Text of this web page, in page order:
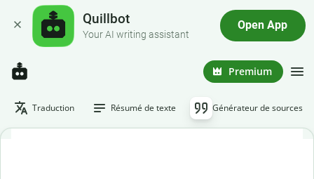
Quillbot
Your AI writing assistant
Open App
Premium
Traduction Résumé de texte Générateur de sources